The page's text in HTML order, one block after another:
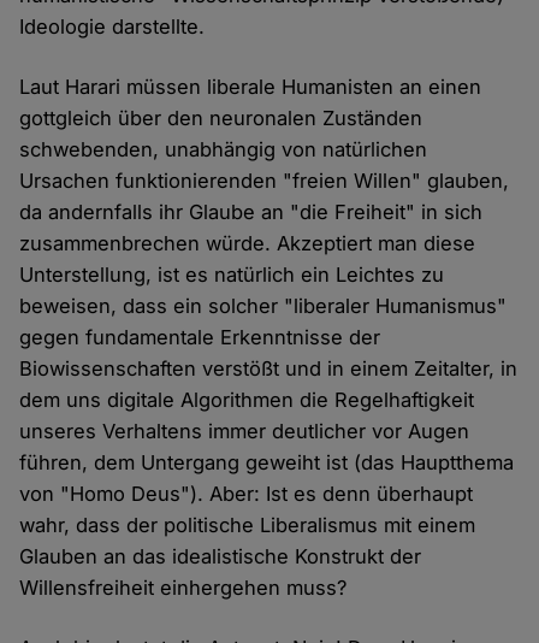
Ideologie darstellte.
Laut Harari müssen liberale Humanisten an einen
gottgleich über den neuronalen Zuständen
schwebenden, unabhängig von natürlichen
Ursachen funktionierenden "freien Willen" glauben,
da andernfalls ihr Glaube an "die Freiheit" in sich
zusammenbrechen würde. Akzeptiert man diese
Unterstellung, ist es natürlich ein Leichtes zu
beweisen, dass ein solcher "liberaler Humanismus"
gegen fundamentale Erkenntnisse der
Biowissenschaften verstößt und in einem Zeitalter, in
dem uns digitale Algorithmen die Regelhaftigkeit
unseres Verhaltens immer deutlicher vor Augen
führen, dem Untergang geweiht ist (das Hauptthema
von "Homo Deus"). Aber: Ist es denn überhaupt
wahr, dass der politische Liberalismus mit einem
Glauben an das idealistische Konstrukt der
Willensfreiheit einhergehen muss?